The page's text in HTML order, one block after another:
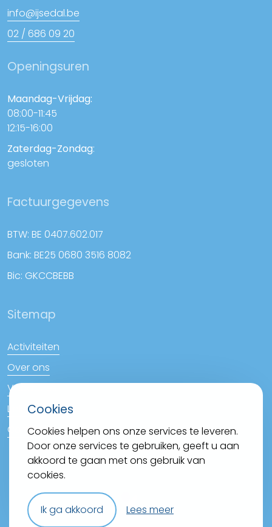
info@ijsedal.be
02 / 686 09 20
Openingsuren
Maandag-Vrijdag:
08:00-11:45
12:15-16:00
Zaterdag-Zondag:
gesloten
Factuurgegevens
BTW: BE 0407.602.017
Bank: BE25 0680 3516 8082
Bic: GKCCBEBB
Sitemap
Activiteiten
Over ons
Vacatures
Links
Contact
Cookies
Cookies helpen ons onze services te leveren.
Door onze services te gebruiken, geeft u aan
akkoord te gaan met ons gebruik van
cookies.
Ik ga akkoord Lees meer